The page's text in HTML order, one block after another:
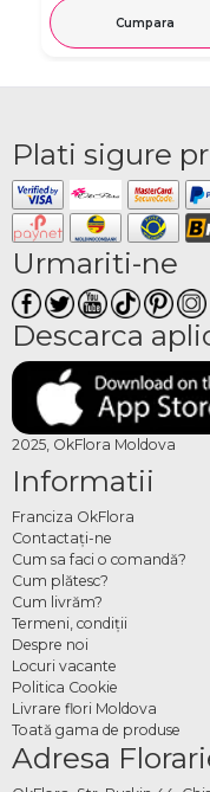
Cumpara
Plati sigure
Urmariti-ne
Descarca
2025, OkFlora Moldova
Informatii
Franciza OkFlora
Contactaţi-ne
Cum sa faci o comandă?
Cum plătesc?
Cum livrăm?
Termeni, condiţii
Despre noi
Locuri vacante
Politica Cookie
Livrare flori Moldova
Toată gama de produse
Adresa